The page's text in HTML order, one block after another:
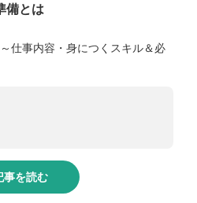
備とは
仕事内容・身につくスキル＆必
事を読む